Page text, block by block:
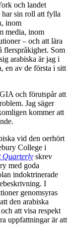
och landet
har sin roll att fylla
inom
media, inom
– och att lära
flerspråkighet. Som
arabiska är jag i
en av de första i sitt
och förutspår att
Jag säger
kommer att
vid den oerhört
College i
Quarterly skrev
med goda
indoktrinerade
I
genomsyras
den arabiska
att visa respekt
uppfattningar är att